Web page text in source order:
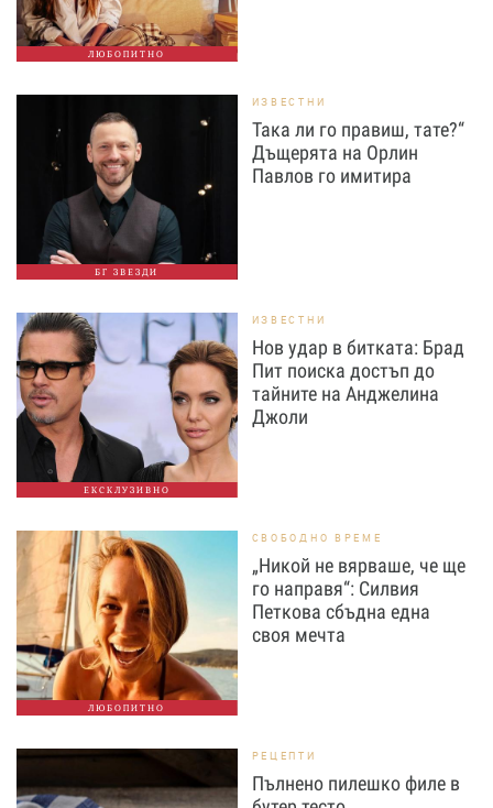
ЛЮБОПИТНО
БГ ЗВЕЗДИ
ИЗВЕСТНИ
Така ли го правиш, тате?“
Дъщерята на Орлин
Павлов го имитира
ЕКСКЛУЗИВНО
ИЗВЕСТНИ
Нов удар в битката: Брад
Пит поиска достъп до
тайните на Анджелина
Джоли
ЛЮБОПИТНО
СВОБОДНО ВРЕМЕ
„Никой не вярваше, че ще
го направя“: Силвия
Петкова сбъдна една
своя мечта
РЕЦЕПТИ
Пълнено пилешко филе в